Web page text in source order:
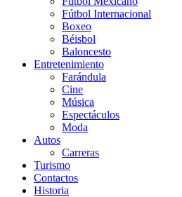
Fútbol Internacional
Boxeo
Béisbol
Baloncesto
Entretenimiento
Farándula
Cine
Música
Espectáculos
Moda
Autos
Carreras
Turismo
Contactos
Historia